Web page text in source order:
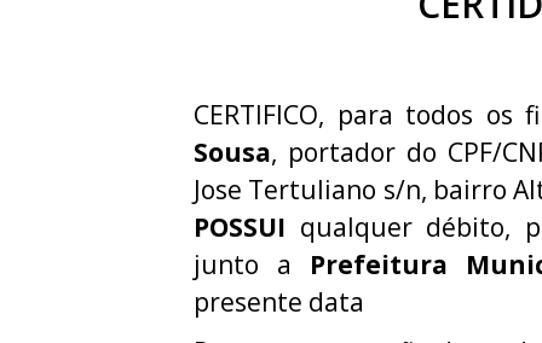
CERTIFICO, para todos
Sousa, portador do CPF/
Jose Tertuliano s/n, bairro
POSSUI qualquer débito,
junto a Prefeitura
presente data